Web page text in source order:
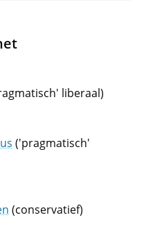
liberaal)
('pragmatisch'
(conservatief)